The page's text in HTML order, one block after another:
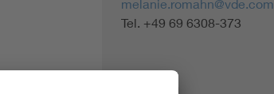
melanie.romahn@vde.com
Tel. +49 69 6308-373